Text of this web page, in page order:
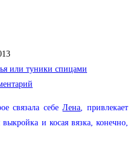
или туники спицами
связала себеЛена, привлекает
и косая вязка, конечно,